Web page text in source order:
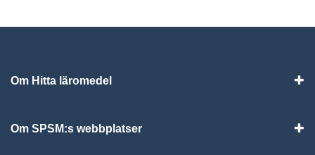
Om Hitta läromedel
Om SPSM:s webbplatser